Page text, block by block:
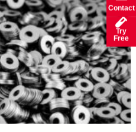
Contact
Try
Free